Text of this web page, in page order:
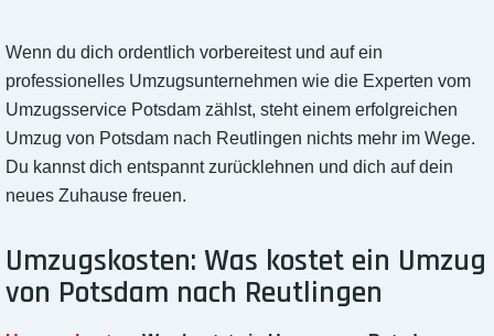
Wenn du dich ordentlich vorbereitest und auf ein
professionelles Umzugsunternehmen wie die Experten vom
Umzugsservice Potsdam zählst, steht einem erfolgreichen
Umzug von Potsdam nach Reutlingen nichts mehr im Wege.
Du kannst dich entspannt zurücklehnen und dich auf dein
neues Zuhause freuen.
Umzugskosten: Was kostet ein Umzug
von Potsdam nach Reutlingen